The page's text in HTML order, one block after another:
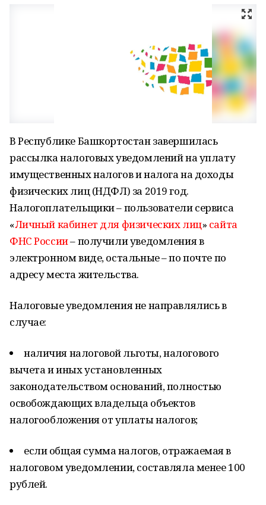
В Республике Башкортостан завершилась
рассылка налоговых уведомлений на уплату
имущественных налогов и налога на доходы
физических лиц (НДФЛ) за 2019 год.
Налогоплательщики – пользователи сервиса
«Личный кабинет для физических лиц» сайта
ФНС России– получили уведомления в
электронном виде, остальные – по почте по
адресу места жительства.
Налоговые уведомления не направлялись в
случае:
наличия налоговой льготы, налогового
вычета и иных установленных
законодательством оснований, полностью
освобождающих владельца объектов
налогообложения от уплаты налогов;
если общая сумма налогов, отражаемая в
налоговом уведомлении, составляла менее 100
рублей.